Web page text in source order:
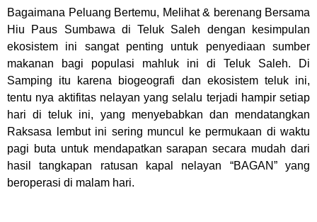
Bagaimana Peluang Bertemu, Melihat & berenang Bersama
Hiu Paus Sumbawa di Teluk Saleh dengan kesimpulan
ekosistem ini sangat penting untuk penyediaan sumber
makanan bagi populasi mahluk ini di Teluk Saleh. Di
Samping itu karena biogeografi dan ekosistem teluk ini,
tentu nya aktifitas nelayan yang selalu terjadi hampir setiap
hari di teluk ini, yang menyebabkan dan mendatangkan
Raksasa lembut ini sering muncul ke permukaan di waktu
pagi buta untuk mendapatkan sarapan secara mudah dari
hasil tangkapan ratusan kapal nelayan “BAGAN” yang
beroperasi di malam hari.